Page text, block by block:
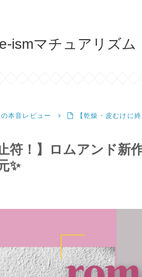
ismマチュアリズ
本音レビュー
【乾燥・皮むけに
符！】ロムアンド新
✨